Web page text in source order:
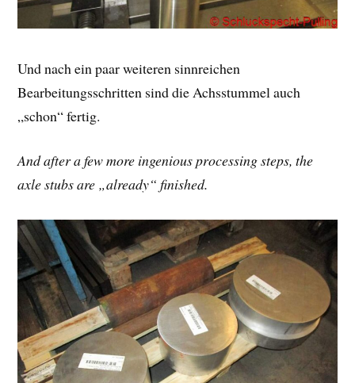
Und nach ein paar weiteren sinnreichen
Bearbeitungsschritten sind die Achsstummel auch
„schon“ fertig.
And after a few more ingenious processing steps, the
axle stubs are „already“ finished.